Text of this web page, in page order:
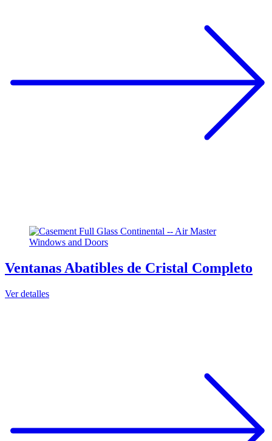
Ventanas Abatibles de Cristal Completo
Ver detalles